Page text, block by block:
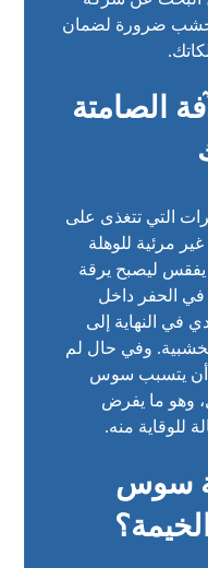
ضرورة لضمان
الصامتة
التي تتغذى على
مرئية للوهلة
يفقس ليصبح يرقة
الحفر داخل
في النهاية إلى
وفي حال لم
أن يتسبب سوس
وهو ما يفرض
للوقاية منه.
سوس